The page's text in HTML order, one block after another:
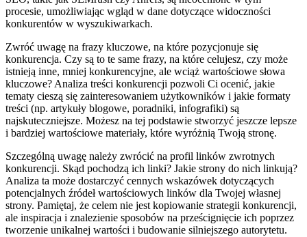
procesie, umożliwiając wgląd w dane dotyczące widoczności
konkurentów w wyszukiwarkach.
Zwróć uwagę na frazy kluczowe, na które pozycjonuje się
konkurencja. Czy są to te same frazy, na które celujesz, czy może
istnieją inne, mniej konkurencyjne, ale wciąż wartościowe słowa
kluczowe? Analiza treści konkurencji pozwoli Ci ocenić, jakie
tematy cieszą się zainteresowaniem użytkowników i jakie formaty
treści (np. artykuły blogowe, poradniki, infografiki) są
najskuteczniejsze. Możesz na tej podstawie stworzyć jeszcze lepsze
i bardziej wartościowe materiały, które wyróżnią Twoją stronę.
Szczególną uwagę należy zwrócić na profil linków zwrotnych
konkurencji. Skąd pochodzą ich linki? Jakie strony do nich linkują?
Analiza ta może dostarczyć cennych wskazówek dotyczących
potencjalnych źródeł wartościowych linków dla Twojej własnej
strony. Pamiętaj, że celem nie jest kopiowanie strategii konkurencji,
ale inspiracja i znalezienie sposobów na prześcignięcie ich poprzez
tworzenie unikalnej wartości i budowanie silniejszego autorytetu.